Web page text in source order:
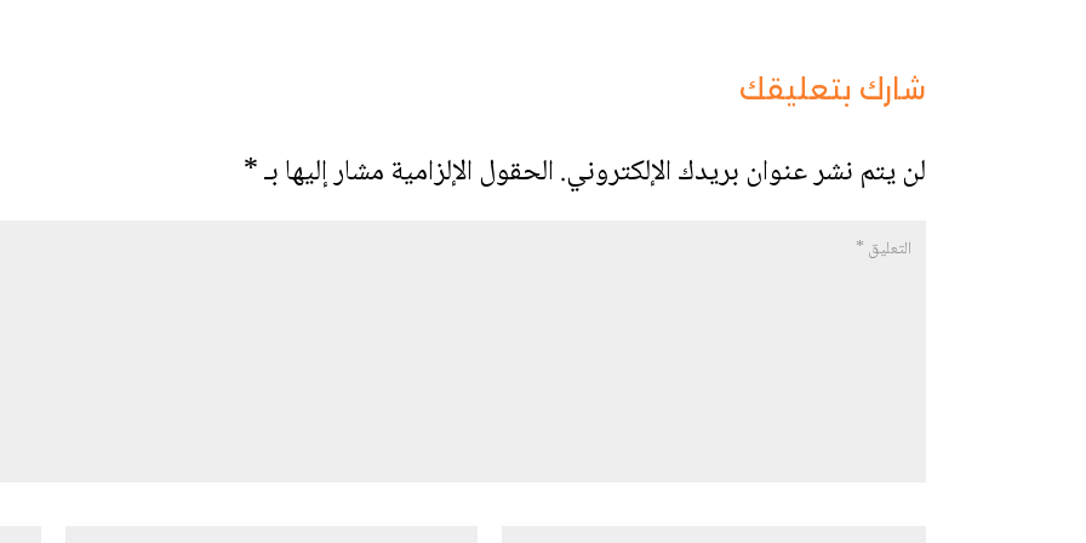
شارك بتعليقك
لن يتم نشر عنوان بريدك الإلكتروني.الحقول الإلزامية مشار إليها بـ*